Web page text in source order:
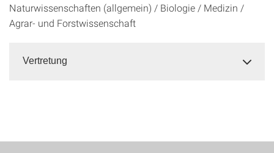
Naturwissenschaften (allgemein) / Biologie / Medizin /
Agrar- und Forstwissenschaft
Vertretung